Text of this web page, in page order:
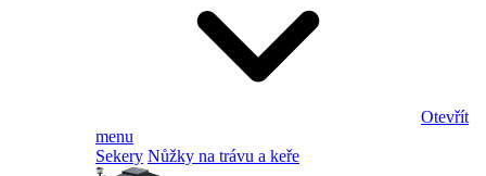
Otevřít
menu
Sekery Nůžky na trávu a keře